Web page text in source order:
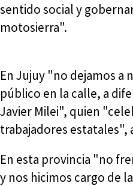
sentido social y
motosierra".
En Jujuy "no dejamos a
público en la calle, a
Javier Milei", quien
trabajadores
En esta provincia "no
y nos hicimos cargo de